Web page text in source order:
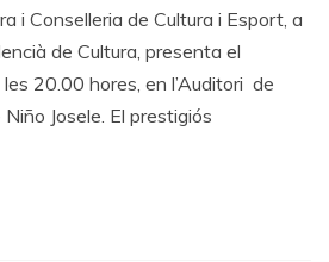
i Conselleria de Cultura i Esport, a
de Cultura, presenta el
20.00 hores, en l’Auditori de
Josele. El prestigiós